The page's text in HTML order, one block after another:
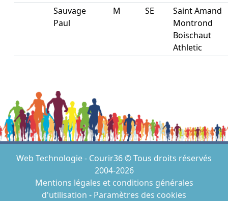
Sauvage
Paul
M SE
Saint Amand
Montrond
Boischaut
Athletic
Web Technologie - Courir36 © Tous droits réservés
2004-2026
Mentions légales et conditions générales
d'utilisation - Paramètres des cookies